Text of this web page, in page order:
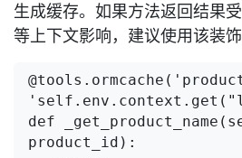
生成缓存。如果方法返回结果
等上下文影响，建议使用该装饰
def
product_id):